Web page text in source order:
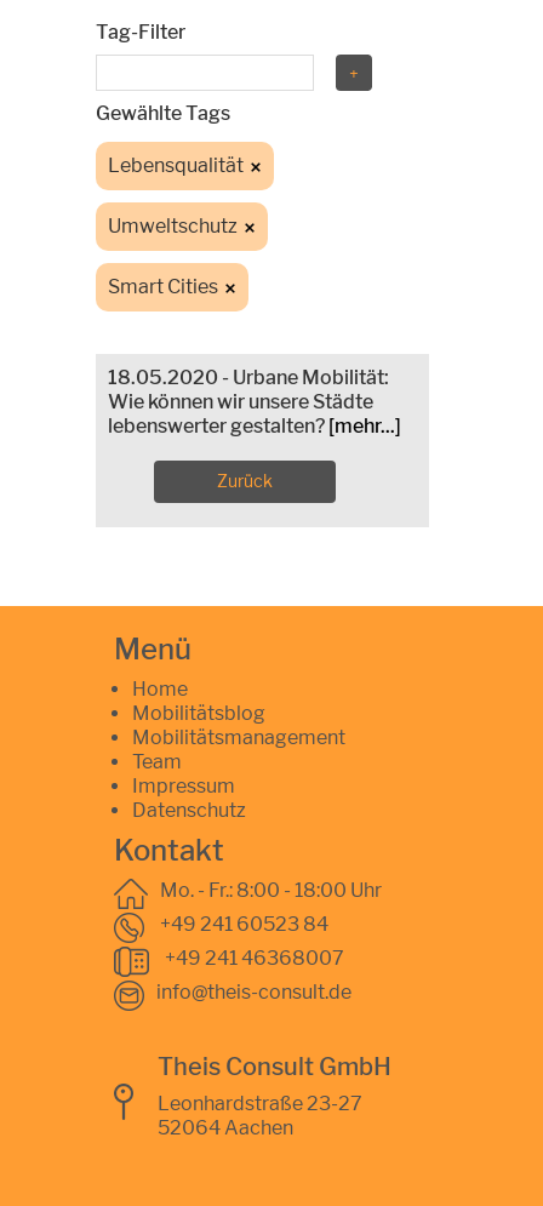
Tag-Filter
Gewählte Tags
Lebensqualität
Umweltschutz
Smart Cities
18.05.2020 - Urbane Mobilität:
Wie können wir unsere Städte
lebenswerter gestalten? [mehr...]
Zurück
Menü
Home
Mobilitätsblog
Mobilitätsmanagement
Team
Impressum
Datenschutz
Kontakt
Mo. - Fr.: 8:00 - 18:00 Uhr
+49 241 60523 84
+49 241 46368007
info@theis-consult.de
Theis Consult GmbH
Leonhardstraße 23-27
52064 Aachen